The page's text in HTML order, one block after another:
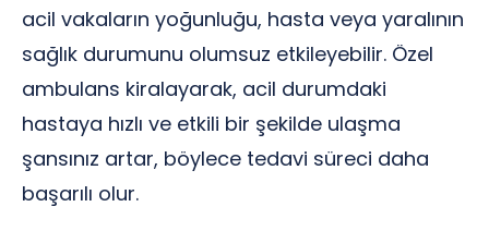
acil vakaların yoğunluğu, hasta veya yaralının
sağlık durumunu olumsuz etkileyebilir. Özel
ambulans kiralayarak, acil durumdaki
hastaya hızlı ve etkili bir şekilde ulaşma
şansınız artar, böylece tedavi süreci daha
başarılı olur.